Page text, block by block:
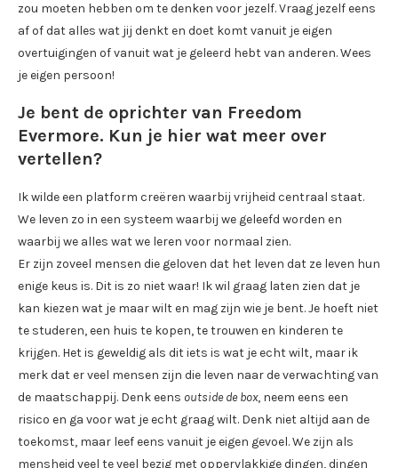
zou moeten hebben om te denken voor jezelf. Vraag jezelf eens
af of dat alles wat jij denkt en doet komt vanuit je eigen
overtuigingen of vanuit wat je geleerd hebt van anderen. Wees
je eigen persoon!
Je bent de oprichter van Freedom
Evermore. Kun je hier wat meer over
vertellen?
Ik wilde een platform creëren waarbij vrijheid centraal staat.
We leven zo in een systeem waarbij we geleefd worden en
waarbij we alles wat we leren voor normaal zien.
Er zijn zoveel mensen die geloven dat het leven dat ze leven hun
enige keus is. Dit is zo niet waar! Ik wil graag laten zien dat je
kan kiezen wat je maar wilt en mag zijn wie je bent. Je hoeft niet
te studeren, een huis te kopen, te trouwen en kinderen te
krijgen. Het is geweldig als dit iets is wat je echt wilt, maar ik
merk dat er veel mensen zijn die leven naar de verwachting van
de maatschappij. Denk eens outside de box, neem eens een
risico en ga voor wat je echt graag wilt. Denk niet altijd aan de
toekomst, maar leef eens vanuit je eigen gevoel. We zijn als
mensheid veel te veel bezig met oppervlakkige dingen, dingen